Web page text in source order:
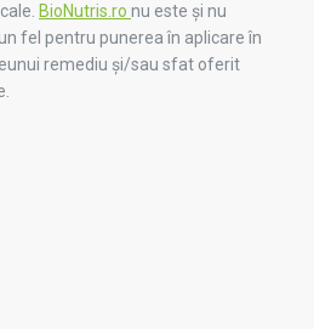
BioNutris.ro nu este și nu
fel pentru punerea în aplicare în
remediu și/sau sfat oferit